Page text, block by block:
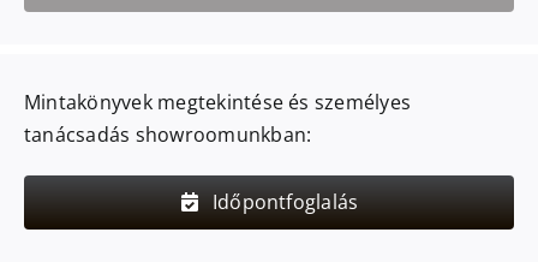
Mintakönyvek megtekintése és személyes
tanácsadás showroomunkban:
Időpontfoglalás